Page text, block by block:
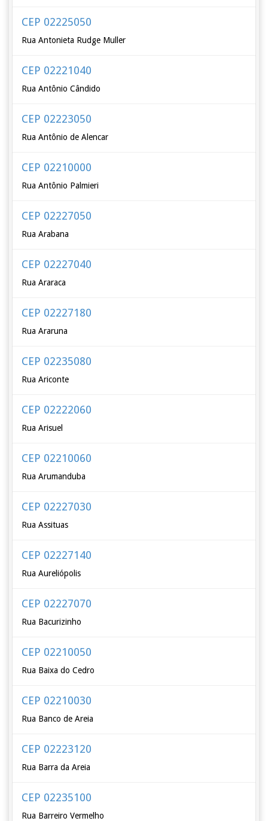
CEP 02225050
Rua Antonieta Rudge Muller
CEP 02221040
Rua Antônio Cândido
CEP 02223050
Rua Antônio de Alencar
CEP 02210000
Rua Antônio Palmieri
CEP 02227050
Rua Arabana
CEP 02227040
Rua Araraca
CEP 02227180
Rua Araruna
CEP 02235080
Rua Ariconte
CEP 02222060
Rua Arisuel
CEP 02210060
Rua Arumanduba
CEP 02227030
Rua Assituas
CEP 02227140
Rua Aureliópolis
CEP 02227070
Rua Bacurizinho
CEP 02210050
Rua Baixa do Cedro
CEP 02210030
Rua Banco de Areia
CEP 02223120
Rua Barra da Areia
CEP 02235100
Rua Barreiro Vermelho